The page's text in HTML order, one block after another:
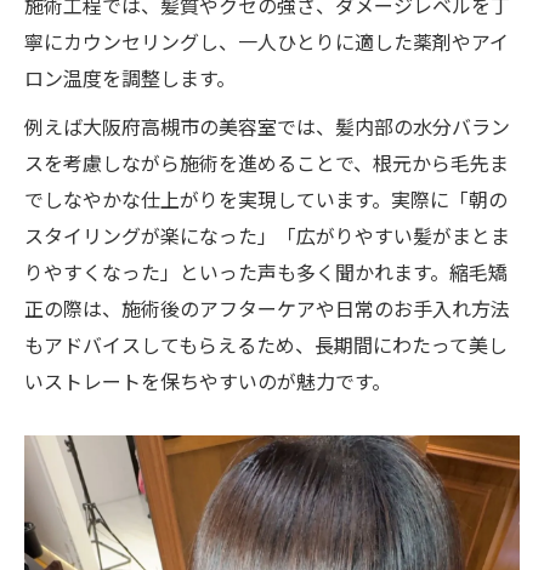
トレンド技術で理想の美髪に近づく方法
美容室の最新縮毛矯正技術を徹底解説
高槻で話題のトレンド縮毛矯正を美容室で
上手い美容室が叶える理想の美髪づくり
美容室で受けるメンズ対応の最新技術
人気美容室のトレンド施術と選び方のコツ
寧にカウンセリングし、一人ひとりに適した薬剤やアイ
ロン温度を調整します。
例えば大阪府高槻市の美容室では、髪内部の水分バラン
スを考慮しながら施術を進めることで、根元から毛先ま
でしなやかな仕上がりを実現しています。実際に「朝の
スタイリングが楽になった」「広がりやすい髪がまとま
りやすくなった」といった声も多く聞かれます。縮毛矯
正の際は、施術後のアフターケアや日常のお手入れ方法
もアドバイスしてもらえるため、長期間にわたって美し
いストレートを保ちやすいのが魅力です。